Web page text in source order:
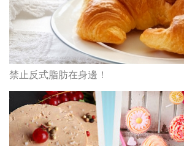
禁止反式脂肪在身邊！